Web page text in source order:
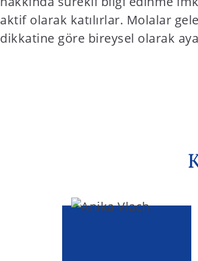
aktif olarak katılırlar. Molalar
dikkatine göre bireysel olarak